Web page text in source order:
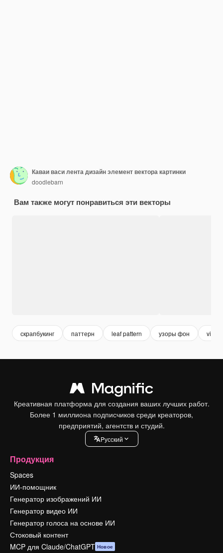
Каваи васи лента дизайн элемент вектора картинки
doodlebarn
Вам также могут понравиться эти векторы
скрапбукинг паттерн leaf pattern узоры фон
Креативная платформа для создания ваших лучших работ.
Более 1 миллиона подписчиков среди креаторов,
предприятий, агентств и студий.
Pусский
Продукция
Spaces
ИИ-помощник
Генератор изображений ИИ
Генератор видео ИИ
Генератор голоса на основе ИИ
Стоковый контент
MCP для Claude/ChatGPT Новое